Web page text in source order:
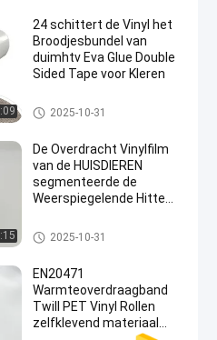
24 schittert de Vinyl het
Broodjesbundel van
duimhtv Eva Glue Double
Sided Tape voor Kleren
Heat Transfer Vinyl
2025-10-31
De Overdracht Vinylfilm
van de HUISDIEREN
segmenteerde de
Weerspiegelende Hitte
Bandmateriaal
Heat Transfer Vinyl
2025-10-31
EN20471
Warmteoverdraagband
Twill PET Vinyl Rollen
zelfklevend materiaal